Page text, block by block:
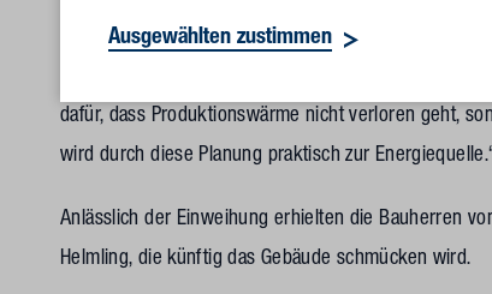
klassischer und leichter Hallenbauweise konstruiert
dafür, dass Produktionswärme nicht verloren geht,
wird durch diese Planung praktisch zur
Anlässlich der Einweihung erhielten die Bauherren
Helmling, die künftig das Gebäude schmücken wird.
Ausgewählten zustimmen